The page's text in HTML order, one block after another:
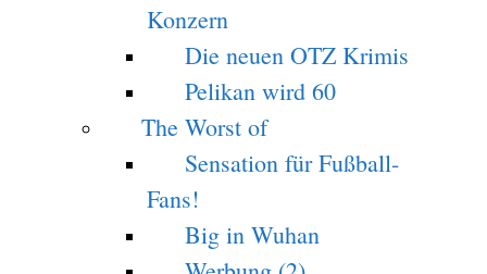
Konzern
Die neuen OTZ Krimis
Pelikan wird 60
The Worst of
Sensation für Fußball-
Fans!
Big in Wuhan